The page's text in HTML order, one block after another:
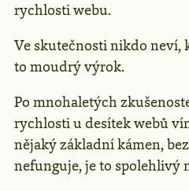
rychlosti webu.
Ve skutečnosti nikdo neví,
to moudrý výrok.
Po mnohaletých
rychlosti u desítek webů
nějaký základní kámen,
nefunguje, je to spolehlivý